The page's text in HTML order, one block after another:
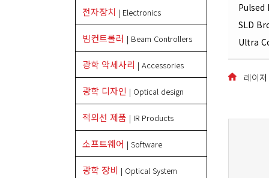
전자장치 | Electronics
빔컨트롤러 | Beam Controllers
광학 악세사리 | Accessories
광학 디자인 | Optical design
적외선 제품 | IR Products
소프트웨어 | Software
광학 장비 | Optical System
Pulsed
SLD
Ultra
레이